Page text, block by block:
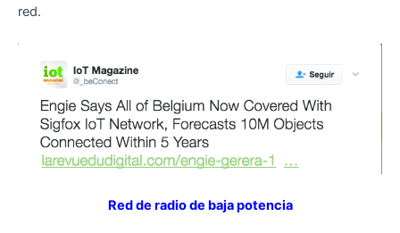
red.
Red de radio de baja potencia